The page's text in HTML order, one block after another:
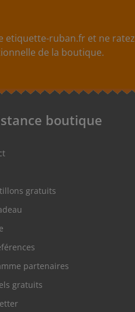
etiquette-ruban.fr et ne ratez
de la boutique.
boutique
gratuits
partenaires
gratuits